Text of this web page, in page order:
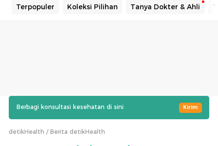
Terpopuler Koleksi Pilihan Tanya Dokter & Ahli
Berbagi konsultasi kesehatan di sini Kirim
detikHealth Berita detikHealth